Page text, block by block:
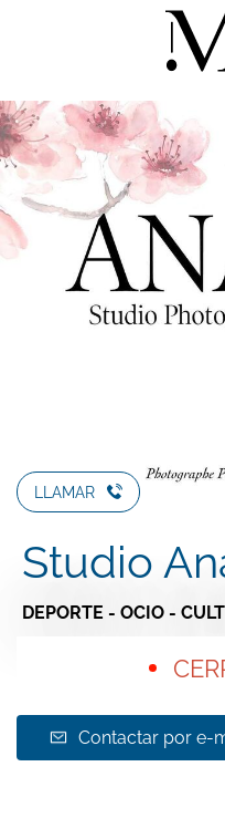
LLAMAR
Studio
DEPORTE - OCIO -
Contactar por e-